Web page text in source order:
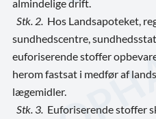
almindelige drift.
Stk. 2. Hos Landsapoteket,
sundhedscentre,
euforiserende stoffer
herom fastsat i medfør af
lægemidler.
Stk. 3. Euforiserende stoffer